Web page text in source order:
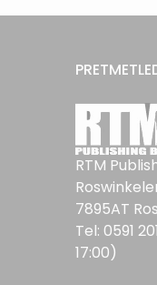
RTM
7895AT
Tel: 0591
17:00)